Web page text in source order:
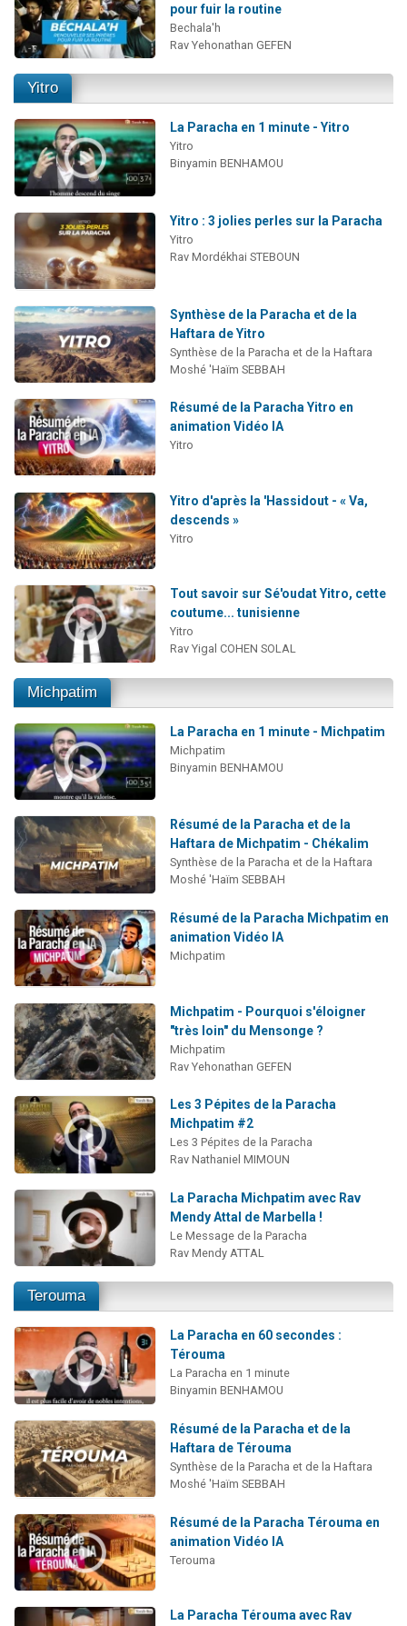
pour fuir la routine
Bechala'h
Rav Yehonathan GEFEN
Yitro
La Paracha en 1 minute - Yitro
Yitro
Binyamin BENHAMOU
Yitro : 3 jolies perles sur la Paracha
Yitro
Rav Mordékhai STEBOUN
Synthèse de la Paracha et de la
Haftara de Yitro
Synthèse de la Paracha et de la Haftara
Moshé 'Haïm SEBBAH
Résumé de la Paracha Yitro en
animation Vidéo IA
Yitro
Yitro d'après la 'Hassidout - « Va,
descends »
Yitro
Tout savoir sur Sé'oudat Yitro, cette
coutume... tunisienne
Yitro
Rav Yigal COHEN SOLAL
Michpatim
La Paracha en 1 minute - Michpatim
Michpatim
Binyamin BENHAMOU
Résumé de la Paracha et de la
Haftara de Michpatim - Chékalim
Synthèse de la Paracha et de la Haftara
Moshé 'Haïm SEBBAH
Résumé de la Paracha Michpatim en
animation Vidéo IA
Michpatim
Michpatim - Pourquoi s'éloigner
"très loin" du Mensonge ?
Michpatim
Rav Yehonathan GEFEN
Les 3 Pépites de la Paracha
Michpatim #2
Les 3 Pépites de la Paracha
Rav Nathaniel MIMOUN
La Paracha Michpatim avec Rav
Mendy Attal de Marbella !
Le Message de la Paracha
Rav Mendy ATTAL
Terouma
La Paracha en 60 secondes :
Térouma
La Paracha en 1 minute
Binyamin BENHAMOU
Résumé de la Paracha et de la
Haftara de Térouma
Synthèse de la Paracha et de la Haftara
Moshé 'Haïm SEBBAH
Résumé de la Paracha Térouma en
animation Vidéo IA
Terouma
La Paracha Térouma avec Rav